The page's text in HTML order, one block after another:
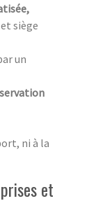
siège
un
ni à la
et